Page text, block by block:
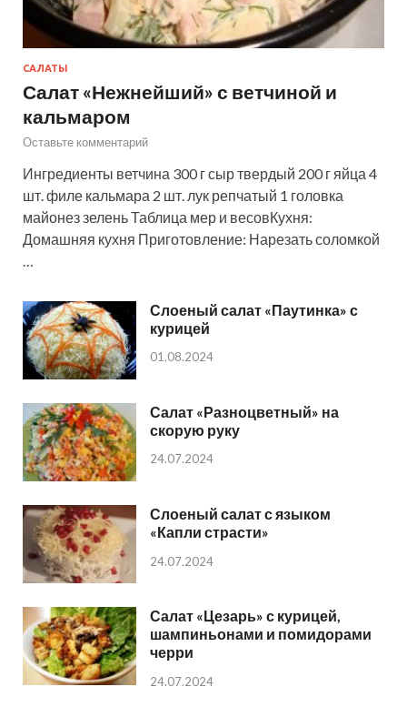
САЛАТЫ
Салат «Нежнейший» с ветчиной и
кальмаром
Оставьте комментарий
Ингредиенты ветчина 300 г сыр твердый 200 г яйца 4
шт. филе кальмара 2 шт. лук репчатый 1 головка
майонез зелень Таблица мер и весовКухня:
Домашняя кухня Приготовление: Нарезать соломкой
Слоеный салат «Паутинка» с
курицей
01.08.2024
Салат «Разноцветный» на
скорую руку
24.07.2024
Слоеный салат с языком
«Капли страсти»
24.07.2024
Салат «Цезарь» с курицей,
шампиньонами и помидорами
черри
24.07.2024